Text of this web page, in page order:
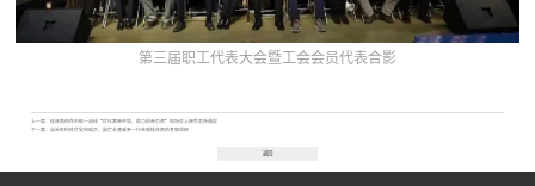
第三届职工代表大会暨工会会员代表合影
上一篇：
桂林南药在市统一战线“优化营商环境，助力招商引资”现场会上接受表扬通报
下一篇：
自治区科技厅党组成员、副厅长唐咸来一行莅临桂林南药考察调研
返回